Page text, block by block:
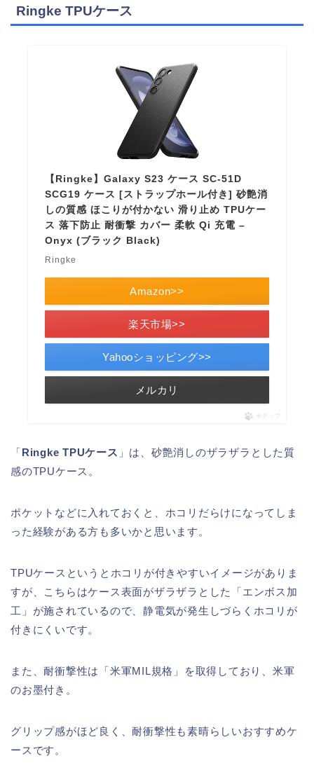
Ringke TPUケース
【Ringke】Galaxy S23 ケース SC-51D
SCG19 ケース [ストラップホール付き] 砂艶消
しの質感 ほこりが付かない 滑り止め TPUケー
ス 落下防止 耐衝撃 カバー 柔軟 Qi 充電 –
Onyx (ブラック Black)
Ringke
Amazon>>
楽天市場>>
Yahooショッピング>>
メルカリ
ポチップ
「Ringke TPUケース 」は、砂艶消しのザラザラとした質
感のTPUケース。
ポケットなどに入れておくと、ホコリだらけになってしま
った経験がある方も多いかと思います。
TPUケースというとホコリが付きやすいイメージがありま
すが、こちらはケース表面がザラザラとした「エンボス加
工」が施されているので、静電気が発生しづらくホコリが
付きにくいです。
また、耐衝撃性は「米軍MIL規格」を取得しており、米軍
のお墨付き。
グリップ感がほど良く、耐衝撃性も素晴らしいおすすめケ
ースです。